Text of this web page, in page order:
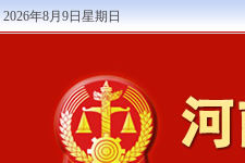
2026年8月9日星期日